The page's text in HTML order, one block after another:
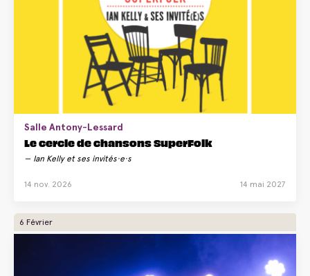
Salle Antony-Lessard
Le cercle de chansons SuperFolk
Ian Kelly et ses invités·e·s
14 nov. 2026 14 mai 2027
6 Février